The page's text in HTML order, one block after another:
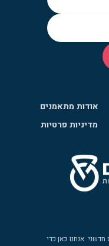
אודות מתאמנים
מדיניות פרטיות
אנחנו כאן כדי